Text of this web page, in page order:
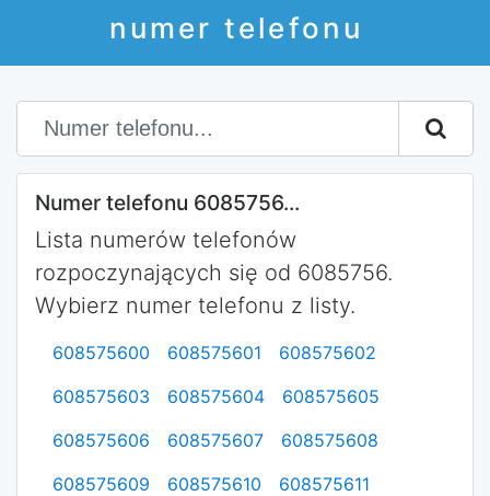
numer telefonu
Numer telefonu 6085756...
Lista numerów telefonów
rozpoczynających się od 6085756.
Wybierz numer telefonu z listy.
608575600 608575601
608575602
608575603
608575604
608575605
608575606
608575607
608575608
608575609
608575610
608575611